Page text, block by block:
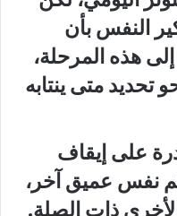
النفس بأن
هذه المرحلة،
تحديد متى ينتابه
على إيقاف
نفس عميق آخر،
ذات الصلة.